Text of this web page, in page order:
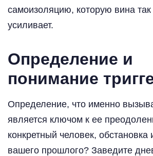
самоизоляцию, которую вина так
усиливает.
Определение и
понимание
Определение, что именно
является ключом к ее
конкретный человек, обстановка
вашего прошлого? Заведите